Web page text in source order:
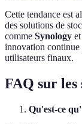
Cette tendance est
des solutions de
comme Synology et
innovation continue
utilisateurs finaux.
FAQ sur les
Qu'est-ce